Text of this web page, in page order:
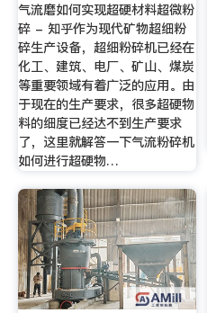
气流磨如何实现超硬材料超微粉
碎 - 知乎作为现代矿物超细粉
碎生产设备，超细粉碎机已经在
化工、建筑、电厂、矿山、煤炭
等重要领域有着广泛的应用。由
于现在的生产要求，很多超硬物
料的细度已经达不到生产要求
了，这里就解答一下气流粉碎机
如何进行超硬物…